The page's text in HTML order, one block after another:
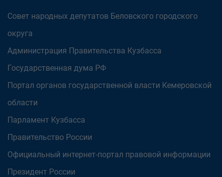
Совет народных депутатов Беловского городского
округа
Администрация Правительства Кузбасса
Государственная дума РФ
Портал органов государственной власти Кемеровской
области
Парламент Кузбасса
Правительство России
Официальный интернет-портал правовой информации
Президент России